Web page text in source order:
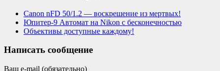
Canon nFD 50/1.2 — воскрешение из мертвых!
Юпитер-9 Автомат на Nikon с бесконечностью
Объективы доступные каждому!
Написать сообщение
Ваш e-mail (обязательно)